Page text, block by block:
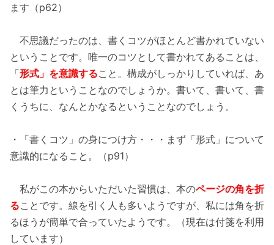
ます（p62）
不思議だったのは、書くコツがほとんど書かれていない
ということです。唯一のコツとして書かれてあることは、
「形式」を意識すること。構成がしっかりしていれば、あ
とは筆力ということなのでしょうか。書いて、書いて、書
くうちに、なんとかなるということなのでしょう。
・「書くコツ」の身につけ方・・・まず「形式」について
意識的になること。（p91）
私がこの本からいただいた習慣は、本のページの角を折
ることです。線を引く人も多いようですが、私には角を折
るほうが簡単で合っていたようです。（現在は付箋を利用
しています）